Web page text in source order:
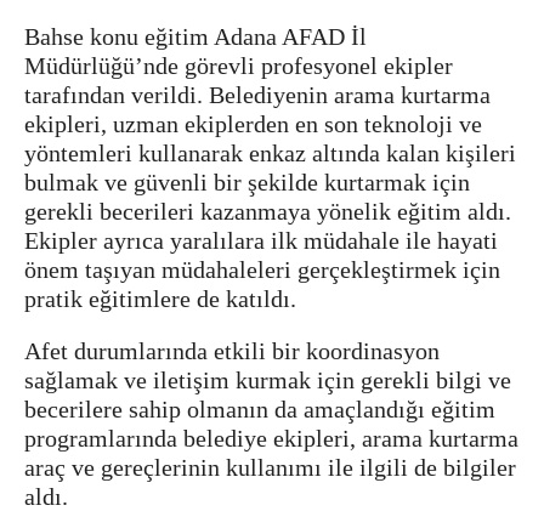
Bahse konu eğitim Adana AFAD İl
Müdürlüğü’nde görevli profesyonel ekipler
tarafından verildi. Belediyenin arama kurtarma
ekipleri, uzman ekiplerden en son teknoloji ve
yöntemleri kullanarak enkaz altında kalan kişileri
bulmak ve güvenli bir şekilde kurtarmak için
gerekli becerileri kazanmaya yönelik eğitim aldı.
Ekipler ayrıca yaralılara ilk müdahale ile hayati
önem taşıyan müdahaleleri gerçekleştirmek için
pratik eğitimlere de katıldı.
Afet durumlarında etkili bir koordinasyon
sağlamak ve iletişim kurmak için gerekli bilgi ve
becerilere sahip olmanın da amaçlandığı eğitim
programlarında belediye ekipleri, arama kurtarma
araç ve gereçlerinin kullanımı ile ilgili de bilgiler
aldı.